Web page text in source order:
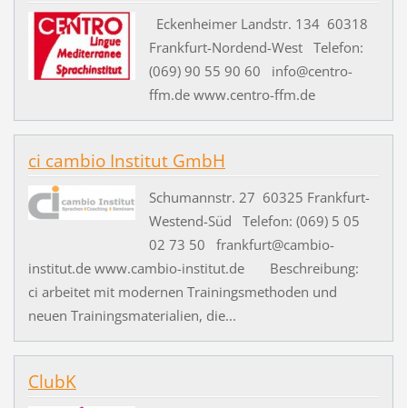
Eckenheimer Landstr. 134 60318
Frankfurt-Nordend-West Telefon:
(069) 90 55 90 60 info@centro-
ffm.de www.centro-ffm.de
ci cambio Institut GmbH
Schumannstr. 27 60325 Frankfurt-
Westend-Süd Telefon: (069) 5 05
02 73 50 frankfurt@cambio-
institut.de www.cambio-institut.de Beschreibung:
ci arbeitet mit modernen Trainingsmethoden und
neuen Trainingsmaterialien, die...
ClubK